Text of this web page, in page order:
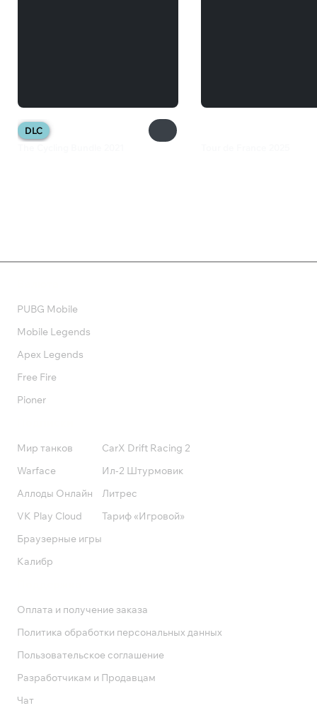
DLC
PUBG Mobile
Mobile Legends
Apex Legends
Free Fire
Pioner
Мир танков
Warface
Аллоды Онлайн
VK Play Cloud
Браузерные игры
Калибр
CarX Drift Racing 2
Ил-2 Штурмовик
Литрес
Тариф «Игровой»
Оплата и получение заказа
Политика обработки персональных данных
Пользовательское соглашение
Разработчикам и Продавцам
Чат